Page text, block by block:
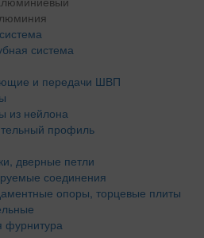
система
и передачи ШВП
из нейлона
профиль
дверные петли
соединения
опоры, торцевые плиты
фурнитура